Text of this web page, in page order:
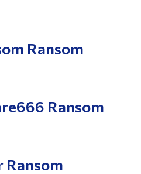
Ransom
Ransom
Ransom